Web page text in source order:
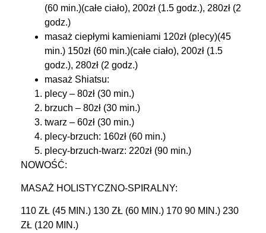
(60 min.)(całe ciało), 200zł (1.5 godz.), 280zł (2
godz.)
masaż ciepłymi kamieniami 120zł (plecy)(45
min.) 150zł (60 min.)(całe ciało), 200zł (1.5
godz.), 280zł (2 godz.)
masaż Shiatsu:
plecy – 80zł (30 min.)
brzuch – 80zł (30 min.)
twarz – 60zł (30 min.)
plecy-brzuch: 160zł (60 min.)
plecy-brzuch-twarz: 220zł (90 min.)
NOWOŚĆ:
MASAŻ HOLISTYCZNO-SPIRALNY:
110 ZŁ (45 MIN.) 130 ZŁ (60 MIN.) 170 90 MIN.) 230
ZŁ (120 MIN.)